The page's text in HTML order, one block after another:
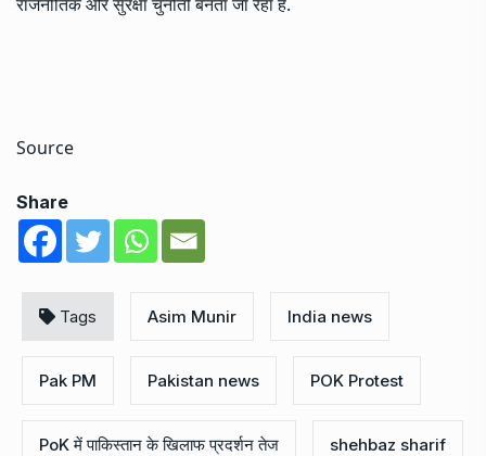
Source
Share
Tags Asim Munir India news
Pak PM Pakistan news POK Protest
PoK में पाकिस्तान के खिलाफ प्रदर्शन तेज shehbaz sharif